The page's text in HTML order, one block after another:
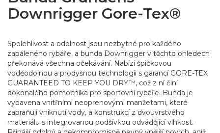
Downrigger Gore-Tex®
Spolehlivost a odolnost jsou nezbytné pro každého
zapáleného rybáře, a bunda Downrigger v těchto ohledech
překonává všechna očekávání. Nabízí špičkovou
voděodolnou a prodyšnou technologii s garancí GORE-TEX
GUARANTEED TO KEEP YOU DRY™, což z ní činí
dokonalého pomocníka pro sportovní rybáře. Bunda je
vybavena vnitřními neoprenovými manžetami, které
zabraňují vniknutí vody, a konstrukcí z dvouvrstvého
materiálu s integrovanou podšívkou odvádějící vlhkost.